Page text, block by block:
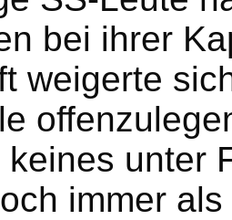
bei ihrer
weigerte
unter
immer